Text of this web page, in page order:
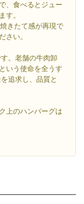
、食べるとジュー
す。
きたて感が再現で
さい。
。老舗の牛肉卸
いう使命を全うす
追求し、品質と
上のハンバーグは